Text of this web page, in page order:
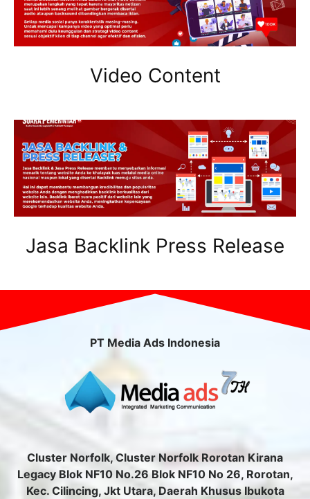
Video Content
Jasa Backlink Press Release
PT Media Ads Indonesia
Cluster Norfolk, Cluster Norfolk Rorotan Kirana
Legacy Blok NF10 No.26 Blok NF10 No 26, Rorotan,
Kec. Cilincing, Jkt Utara, Daerah Khusus Ibukota